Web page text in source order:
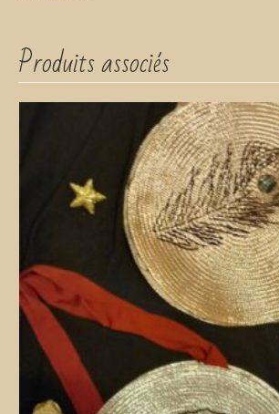
Produits associés